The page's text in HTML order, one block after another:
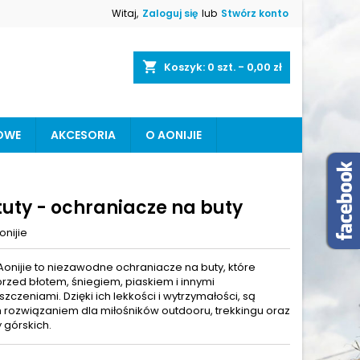
Witaj, Zaloguj się lub Stwórz konto
shopping_cart Koszyk: 0 szt. - 0,00 zł
AKCESORIA O AONIJIE
- ochraniacze na buty
to niezawodne ochraniacze na buty, które
błotem, śniegiem, piaskiem i innymi
Dzięki ich lekkości i wytrzymałości, są
dla miłośników outdooru, trekkingu oraz